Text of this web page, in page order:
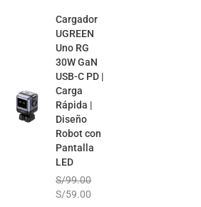
Cargador
UGREEN
Uno RG
30W GaN
USB-C PD |
Carga
Rápida |
Diseño
Robot con
Pantalla
LED
S/99.00
precio
S/59.00